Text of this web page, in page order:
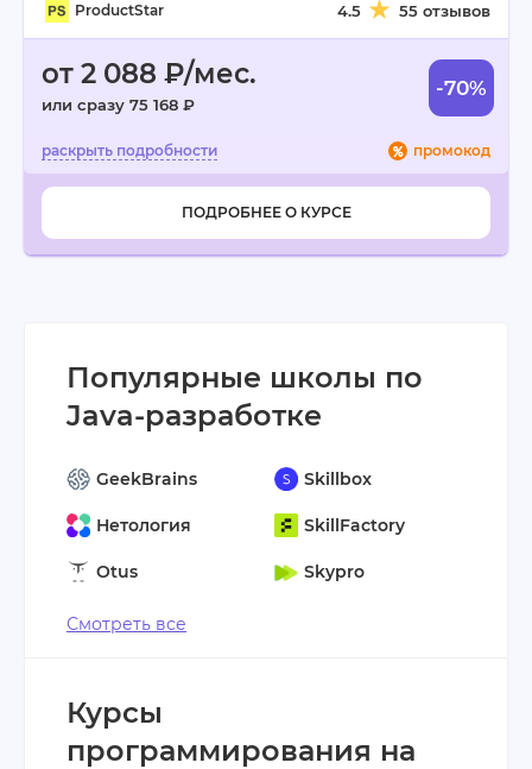
ProductStar 4.5 55 отзывов
от 2 088 ₽/мес.
или сразу 75 168 ₽
-70%
промокод
ПОДРОБНЕЕ О КУРСЕ
Популярные школы по
Java-разработке
GeekBrains
Нетология
Otus
Skillbox
SkillFactory
Skypro
Смотреть все
Курсы
программирования на